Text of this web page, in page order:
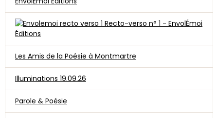
Recto-verso n° 1 - EnvolÉmoi
Éditions
Les Amis de la Poésie à Montmartre
Illuminations 19.09.26
Parole & Poésie